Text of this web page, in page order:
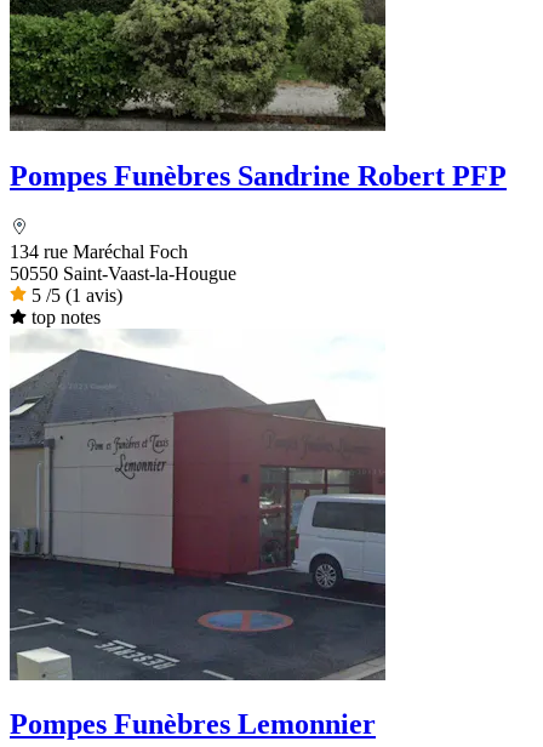
Pompes Funèbres Sandrine Robert PFP
134 rue Maréchal Foch
50550 Saint-Vaast-la-Hougue
5 /5 (1 avis)
top notes
Pompes Funèbres Lemonnier